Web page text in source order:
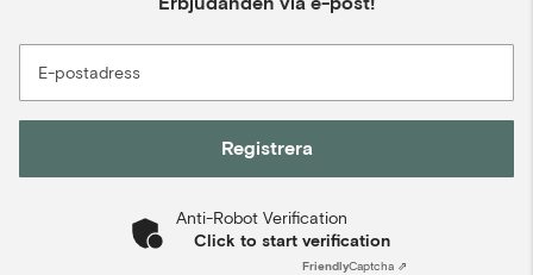
E-postadress
Registrera
Anti-Robot Verification
Click to start verification
FriendlyCaptcha ⇗